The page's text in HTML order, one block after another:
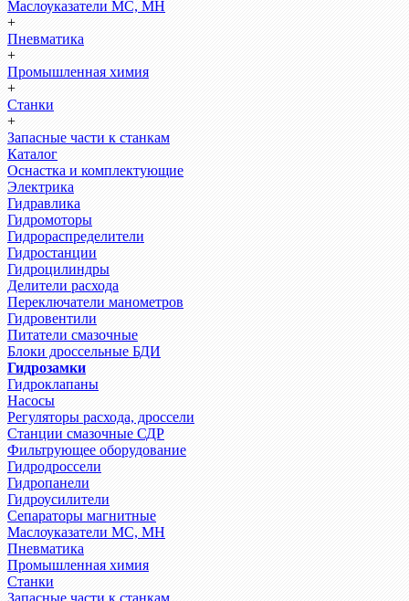
Маслоуказатели МС, МН
+
Пневматика
+
Промышленная химия
+
Станки
+
Запасные части к станкам
Каталог
Оснастка и комплектующие
Электрика
Гидравлика
Гидромоторы
Гидрораспределители
Гидростанции
Гидроцилиндры
Делители расхода
Переключатели манометров
Гидровентили
Питатели смазочные
Блоки дроссельные БДИ
Гидрозамки
Гидроклапаны
Насосы
Регуляторы расхода, дроссели
Станции смазочные СДР
Фильтрующее оборудование
Гидродроссели
Гидропанели
Гидроусилители
Сепараторы магнитные
Маслоуказатели МС, МН
Пневматика
Промышленная химия
Станки
Запасные части к станкам